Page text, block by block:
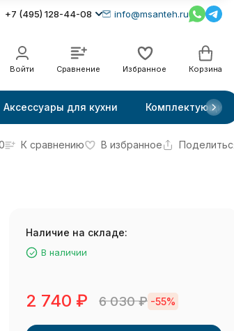
+7 (495) 128-44-08 info@msanteh.ru
Войти Сравнение Избранное Корзина
Аксессуары для кухни Комплектующие
К сравнению В избранное
Наличие на складе:
В наличии
2 740 ₽ 6 030₽ -55%